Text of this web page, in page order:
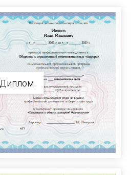
Диплом